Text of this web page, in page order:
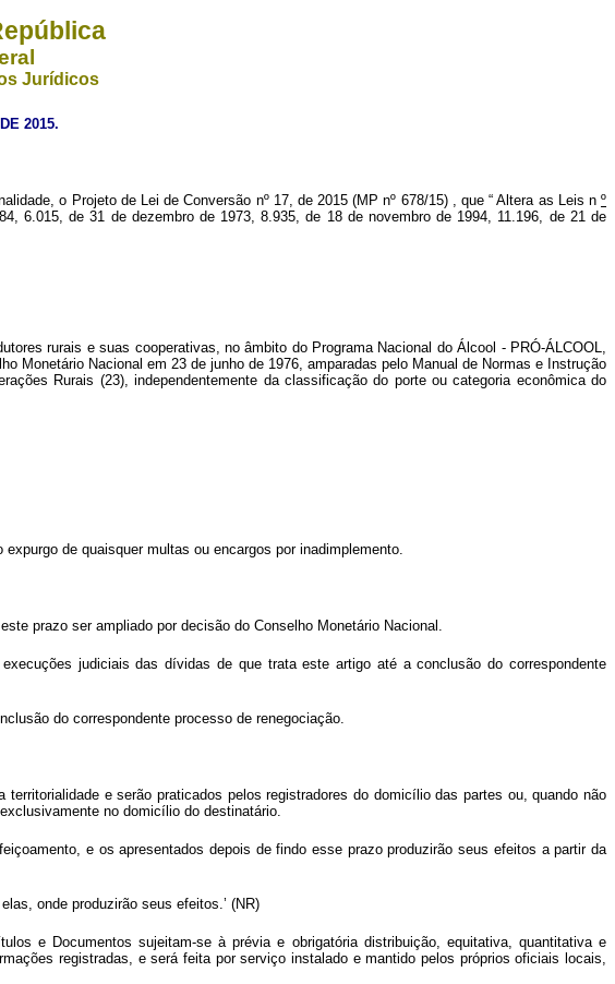
Jurídicos
2015.
o Projeto de Lei de Conversão nº 17, de 2015 (MP nº 678/15) , que “Altera as Leis nº
6.015, de 31 de dezembro de 1973, 8.935, de 18 de novembro de 1994, 11.196, de 21 de
rurais e suas cooperativas, no âmbito do Programa Nacional do Álcool - PRÓ-ÁLCOOL,
Monetário Nacional em 23 de junho de 1976, amparadas pelo Manual de Normas e Instrução
Rurais (23), independentemente da classificação do porte ou categoria econômica do
de quaisquer multas ou encargos por inadimplemento.
prazo ser ampliado por decisão do Conselho Monetário Nacional.
judiciais das dívidas de que trata este artigo até a conclusão do correspondente
do correspondente processo de renegociação.
e serão praticados pelos registradores do domicílio das partes ou, quando não
no domicílio do destinatário.
e os apresentados depois de findo esse prazo produzirão seus efeitos a partir da
onde produzirão seus efeitos.’ (NR)
e Documentos sujeitam-se à prévia e obrigatória distribuição, equitativa, quantitativa e
registradas, e será feita por serviço instalado e mantido pelos próprios oficiais locais,